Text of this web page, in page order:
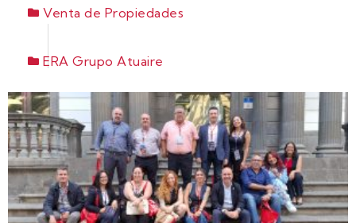
Venta de Propiedades
ERA Grupo Atuaire